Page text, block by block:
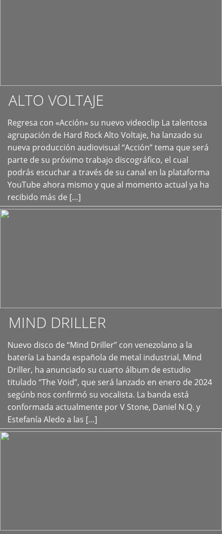
ALTO VOLTAJE
Regresa con «Acción» su nuevo videoclip La talentosa
agrupación de Hard Rock Alto Voltaje, ha lanzado su
nueva producción audiovisual “Acción” tema que será
parte de su próximo trabajo discográfico, el cual
podrás escuchar a través de su canal en la plataforma
YouTube ahora mismo y que al momento actual ya ha
recibido más de […]
+
MIND DRILLER
Nuevo disco de “Mind Driller” con venezolano a la
batería La banda española de metal industrial, Mind
Driller, ha anunciado su cuarto álbum de estudio
titulado “The Void”, que será lanzado en enero de 2024
segúnb nos confirmó su vocalista. La banda está
conformada actualmente por V Stone, Daniel N.Q. y
Estefanía Aledo a las […]
+